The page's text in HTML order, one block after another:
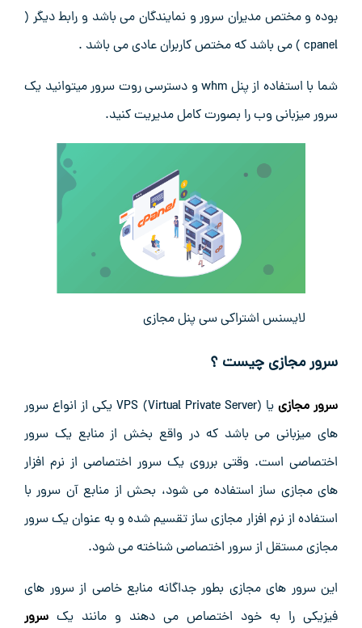
بوده و مختص مدیران سرور و نمایندگان می باشد و رابط دیگر (
cpanel ) می باشد که مختص کاربران عادی می باشد .
شما با استفاده از پنل whm و دسترسی روت سرور میتوانید یک
سرور میزبانی وب را بصورت کامل مدیریت کنید.
لایسنس اشتراکی سی پنل مجازی
سرور مجازی چیست ؟
سرور مجازی
یا VPS (Virtual Private Server) یکی از انواع سرور
های میزبانی می باشد که در واقع بخش از منابع یک سرور
اختصاصی است. وقتی برروی یک سرور اختصاصی از نرم افزار
های مجازی ساز استفاده می شود، بحش از منابع آن سرور با
استفاده از نرم افزار مجازی ساز تقسیم شده و به عنوان یک سرور
مجازی مستقل از سرور اختصاصی شناخته می شود.
این سرور های مجازی بطور جداگانه منابع خاصی از سرور های
فیزیکی را به خود اختصاص می دهند و مانند یک سرور